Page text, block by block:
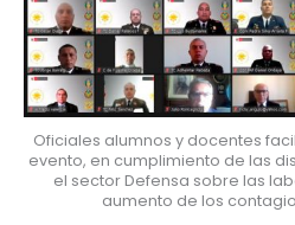
Oficiales alumnos y docentes
evento, en cumplimiento de las
el sector Defensa sobre las
aumento de los